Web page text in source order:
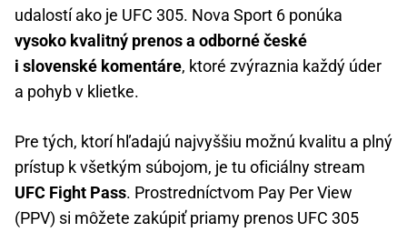
udalostí ako je UFC 305. Nova Sport 6 ponúka
vysoko kvalitný prenos a odborné české
i slovenské komentáre, ktoré zvýraznia každý úder
a pohyb v klietke.
Pre tých, ktorí hľadajú najvyššiu možnú kvalitu a plný
prístup k všetkým súbojom, je tu oficiálny stream
UFC Fight Pass. Prostredníctvom Pay Per View
(PPV) si môžete zakúpiť priamy prenos UFC 305